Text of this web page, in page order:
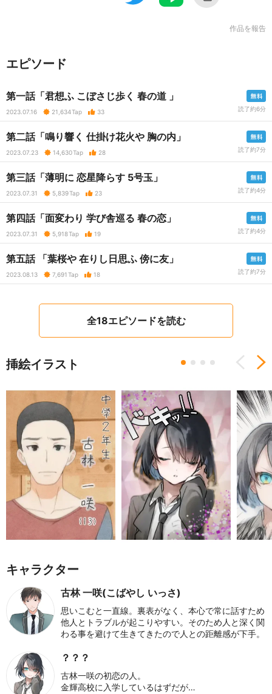
作品を報告
エピソード
第一話「君想ふ こぼさじ歩く 春の道 」
2023.07.16 21,634Tap 33 読了約6分
第二話「鳴り響く 仕掛け花火や 胸の内」
2023.07.23 14,630Tap 28 読了約7分
第三話「薄明に 恋星降らす 5号玉」
2023.07.31 5,839Tap 23 読了約4分
第四話「面変わり 学び舎巡る 春の恋」
2023.07.31 5,918Tap 19 読了約4分
第五話 「葉桜や 在りし日思ふ 傍に友」
2023.08.13 7,691 Tap 18 読了約7分
全18エピソードを読む
挿絵イラスト Previous
キャラクター
古林 一咲(こばやし いっさ)
思いこむと一直線。裏表がなく、本心で常に話すため
他人とトラブルが起こりやすい。そのため人と深く関
わる事を避けて生きてきたので人との距離感が下手。
？？？
古林一咲の初恋の人。
金輝高校に入学しているはずだが…